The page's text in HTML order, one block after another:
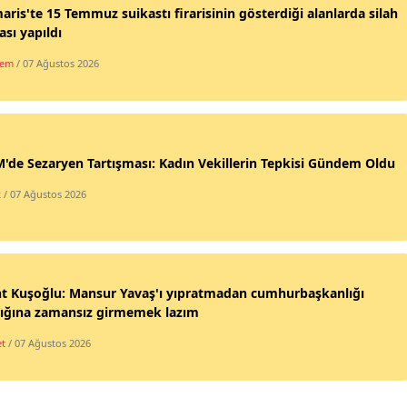
15 Temmuz suikastı firarisinin gösterdiği alanlarda silah
yapıldı
/ 07 Ağustos 2026
Sezaryen Tartışması: Kadın Vekillerin Tepkisi Gündem Oldu
/ 07 Ağustos 2026
Kuşoğlu: Mansur Yavaş'ı yıpratmadan cumhurbaşkanlığı
zamansız girmemek lazım
/ 07 Ağustos 2026